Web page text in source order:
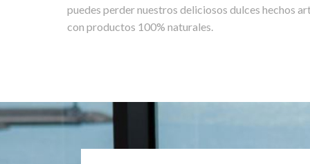
puedes perder nuestros deliciosos dulces hechos
con productos 100% naturales.